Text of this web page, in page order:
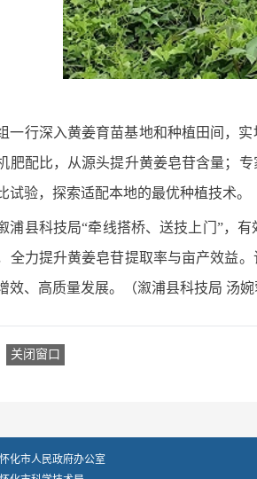
一行深入黄姜育苗基地和种植田间，
肥配比，从源头提升黄姜皂苷含量；
试验，探索适配本地的最优种植技术。
浦县科技局“牵线搭桥、送技上门”，
全力提升黄姜皂苷提取率与亩产效益
效、高质量发展。（溆浦县科技局
关闭窗口
化市人民政府办公室